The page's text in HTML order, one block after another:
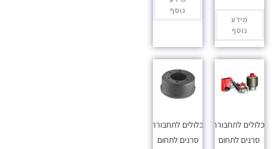
מידע
נוסף
נוסף
לתחבורה,
סרנים לתחום
מכלולים לתחבורה,
סרנים לתחום